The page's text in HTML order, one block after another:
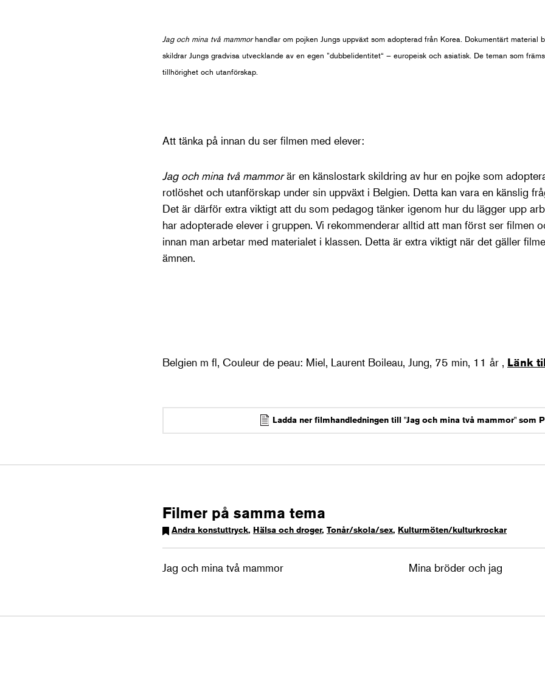
Jag och mina två mammorhandlar om pojken Jungs uppväxt som adopterad från Korea. Dokumentärt material
skildrar Jungs gradvisa utvecklande av en egen ”dubbelidentitet“ – europeisk och asiatisk. De teman som
tillhörighet och utanförskap.
Att tänka på innan du ser filmen med elever:
Jag och mina två mammorär en känslostark skildring av hur en pojke som
rotlöshet och utanförskap under sin uppväxt i Belgien. Detta kan vara en känslig
Det är därför extra viktigt att du som pedagog tänker igenom hur du lägger upp
har adopterade elever i gruppen. Vi rekommenderar alltid att man först ser filmen
innan man arbetar med materialet i klassen. Detta är extra viktigt när det gäller
ämnen.
Belgien m fl, Couleur de peau: Miel, Laurent Boileau, Jung, 75 min, 11 år , Länk
Ladda ner filmhandledningen till "Jag och mina två mammor" som
Filmer på samma tema
Andra konstuttryck, Hälsa och droger, Tonår/skola/sex, Kulturmöten/kulturkrockar
Jag och mina två mammor Mina bröder och jag